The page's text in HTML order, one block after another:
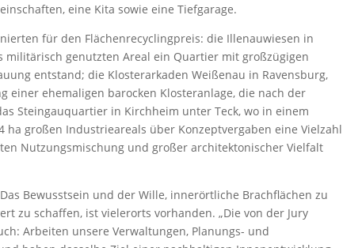
eine Kita sowie eine Tiefgarage.
für den Flächenrecyclingpreis: die Illenauwiesen in
militärisch genutzten Areal ein Quartier mit großzügigen
entstand; die Klosterarkaden Weißenau in Ravensburg,
einer ehemaligen barocken Klosteranlage, die nach der
Steingauquartier in Kirchheim unter Teck, wo in einem
großen Industrieareals über Konzeptvergaben eine Vielzahl
Nutzungsmischung und großer architektonischer Vielfalt
Bewusstsein und der Wille, innerörtliche Brachflächen zu
zu schaffen, ist vielerorts vorhanden. „Die von der Jury
Arbeiten unsere Verwaltungen, Planungs- und